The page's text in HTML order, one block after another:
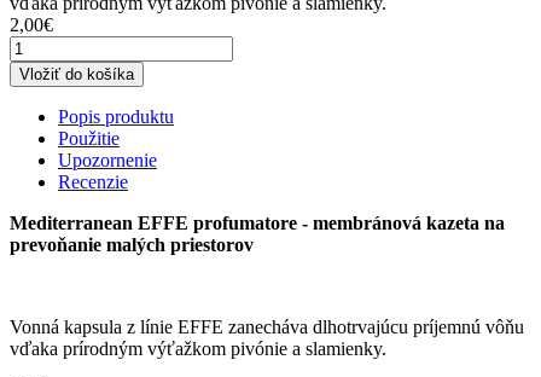
2,00€
Vložiť do košíka
Popis produktu
Použitie
Upozornenie
Recenzie
Mediterranean EFFE profumatore - membránová kazeta na
prevoňanie malých priestorov
Vonná kapsula z línie EFFE zanecháva dlhotrvajúcu príjemnú vôňu
vďaka prírodným výťažkom pivónie a slamienky.